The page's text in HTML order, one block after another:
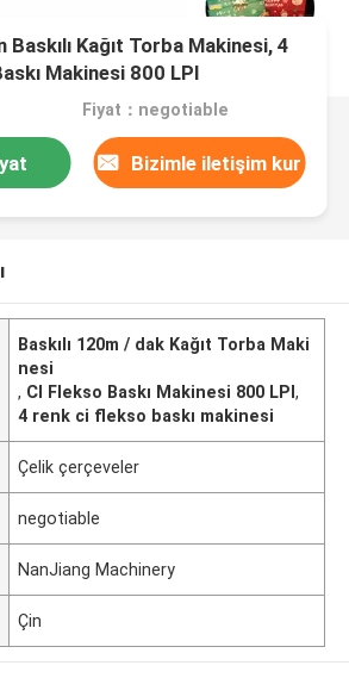
Kağıt Torba Makinesi, 4
Makinesi 800 LPI
Fiyat：negotiable
Bizimle iletişim kur
Baskılı 120m / dak Kağıt Torba Maki
nesi
, CI Flekso Baskı Makinesi 800 LPI,
4 renk ci flekso baskı makinesi
Çelik çerçeveler
negotiable
NanJiang Machinery
Çin